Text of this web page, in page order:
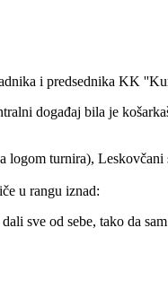
i predsednika KK
događaj bila je
turnira),
u rangu iznad:
sve od sebe, tako da